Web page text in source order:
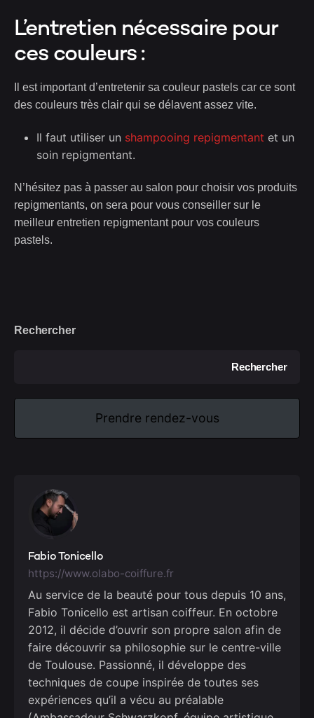
L’entretien nécessaire pour
ces couleurs :
Il est important d’entretenir sa couleur pastels car ce sont
des couleurs très clair qui se délavent assez vite.
Il faut utiliser un shampooing repigmentant et un
soin repigmentant.
N’hésitez pas à passer au salon pour choisir vos produits
repigmentants, on sera pour vous conseiller sur le
meilleur entretien repigmentant pour vos couleurs
pastels.
Rechercher
Rechercher
Prendre rendez-vous
Fabio Tonicello
https://www.olabo-coiffure.fr
Au service de la beauté pour tous depuis 10 ans,
Fabio Tonicello est artisan coiffeur. En octobre
2012, il décide d’ouvrir son propre salon afin de
faire découvrir sa philosophie sur le centre-ville
de Toulouse. Passionné, il développe des
techniques de coupe inspirée de toutes ses
expériences qu’il a vécu au préalable